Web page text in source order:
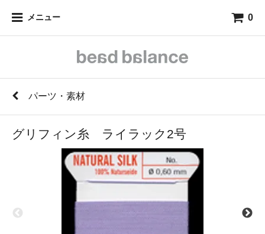
メニュー 0
パーツ・素材
グリフィン糸 ライラック2号